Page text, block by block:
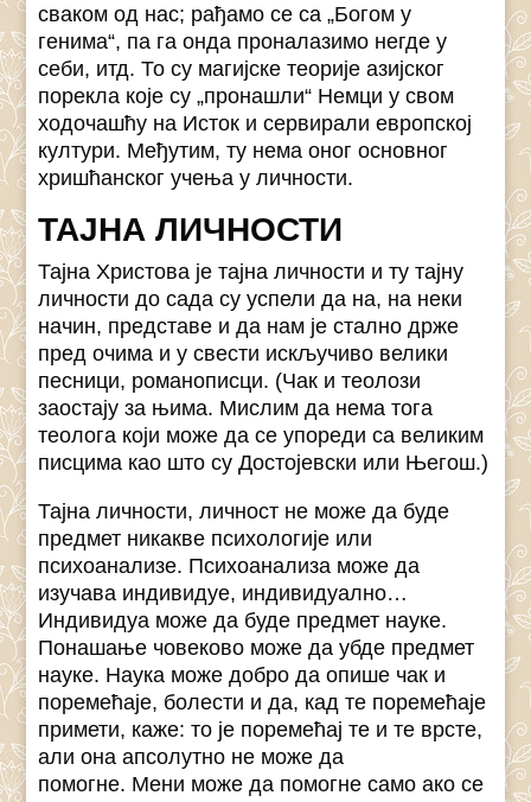
сваком од нас; рађамо се са „Богом у
генима“, па га онда проналазимо негде у
себи, итд. То су магијске теорије азијског
порекла које су „пронашли“ Немци у свом
ходочашћу на Исток и сервирали европској
култури. Међутим, ту нема оног основног
хришћанског учења у личности.
ТАЈНА ЛИЧНОСТИ
Тајна Христова је тајна личности и ту тајну
личности до сада су успели да на, на неки
начин, представе и да нам је стално држе
пред очима и у свести искључиво велики
песници, романописци. (Чак и теолози
заостају за њима. Мислим да нема тога
теолога који може да се упореди са великим
писцима као што су Достојевски или Његош.)
Тајна личности, личност не може да буде
предмет никакве психологије или
психоанализе. Психоанализа може да
изучава индивидуе, индивидуално…
Индивидуа може да буде предмет науке.
Понашање човеково може да убде предмет
науке. Наука може добро да опише чак и
поремећаје, болести и да, кад те поремећаје
примети, каже: то је поремећај те и те врсте,
али она апсолутно не може да
помогне. Мени може да помогне само ако се